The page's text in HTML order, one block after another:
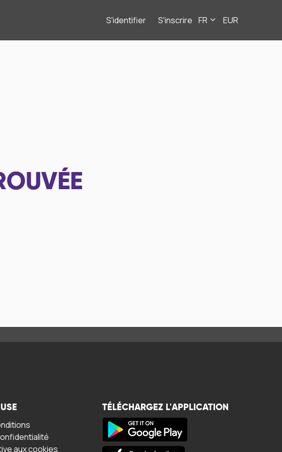
S'identifier S'inscrire FR EUR
aux cookies
TÉLÉCHARGEZ L'APPLICATION